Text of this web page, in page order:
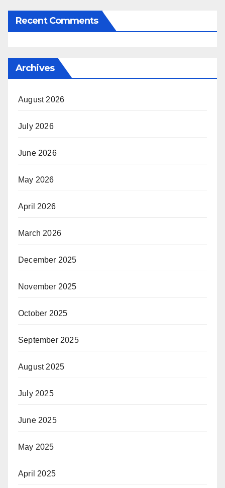
Recent Comments
Archives
August 2026
July 2026
June 2026
May 2026
April 2026
March 2026
December 2025
November 2025
October 2025
September 2025
August 2025
July 2025
June 2025
May 2025
April 2025